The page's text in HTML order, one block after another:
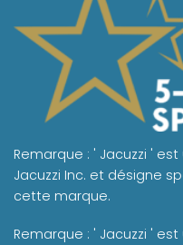
Remarque : ' Jacuzzi '
Jacuzzi Inc. et désigne
cette marque.
Remarque : ' Jacuzzi '